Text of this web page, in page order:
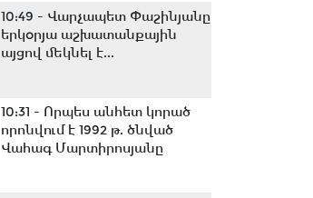
10:49 - Վարչապետ Փաշինյանը
երկօրյա աշխատանքային
այցով մեկնել է...
10:31 - Որպես անհետ կորած
որոնվում է 1992 թ. ծնված
Վահագ Մարտիրոսյանը